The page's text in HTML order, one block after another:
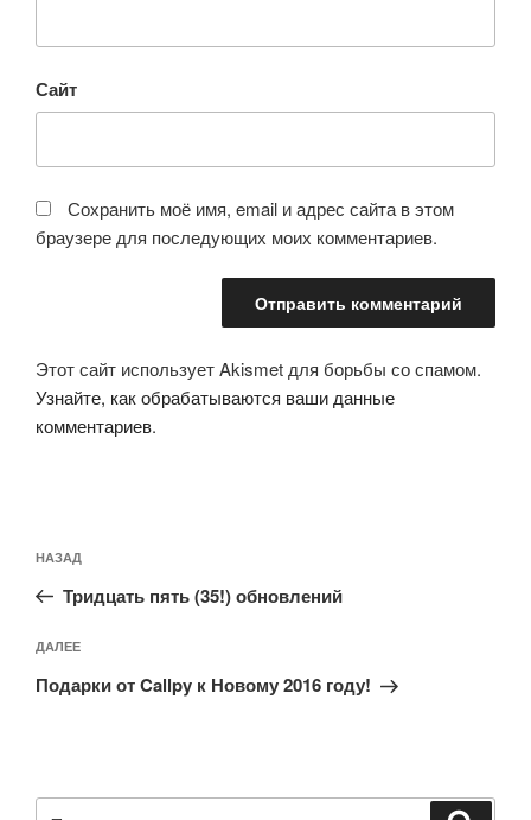
Сайт
Сохранить моё имя, email и адрес сайта в этом
браузере для последующих моих комментариев.
Этот сайт использует Akismet для борьбы со спамом.
Узнайте, как обрабатываются ваши данные
комментариев.
по
записям
Предыдущая
запись:
НАЗАД
Тридцать пять (35!) обновлений
Следующая
запись
ДАЛЕЕ
Подарки от Callpy к Новому 2016 году!